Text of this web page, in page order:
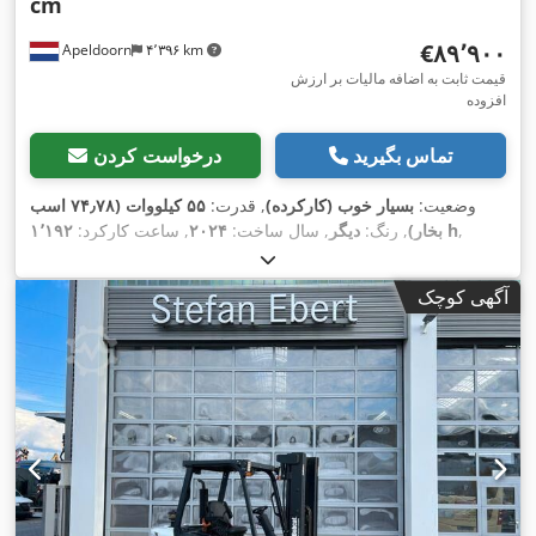
Apeldoorn ۴٬۳۹۶ km ‎€۸۹٬۹۰۰
قیمت ثابت به اضافه مالیات بر ارزش
افزوده
درخواست کردن تماس بگیرید
وضعیت: بسیار خوب (کارکرده), قدرت:
۵۵ کیلووات (۷۴٫۷۸ اسب
بخار), رنگ: دیگر , سال ساخت: ۲۰۲۴, ساعت کارکرد: ۱٬۱۹۲ h,
آگهی کوچک